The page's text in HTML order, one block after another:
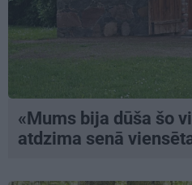
«Mums bija dūša šo
atdzima senā